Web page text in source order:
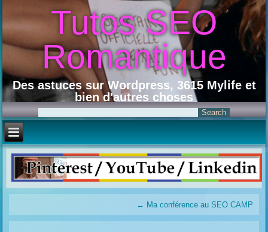
Tutos SEO
Romantique
Des astuces sur Wordpress, 3615 Mylife et
bien d'autres choses
← Ma conférence au SEO CAMP